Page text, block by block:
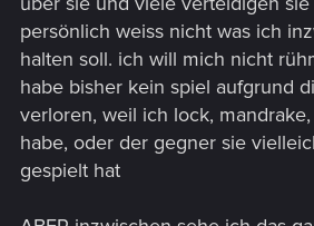
persönlich weiss nicht was ich
halten soll. ich will mich nicht
habe bisher kein spiel aufgrund
verloren, weil ich lock,
habe, oder der gegner sie
gespielt hat